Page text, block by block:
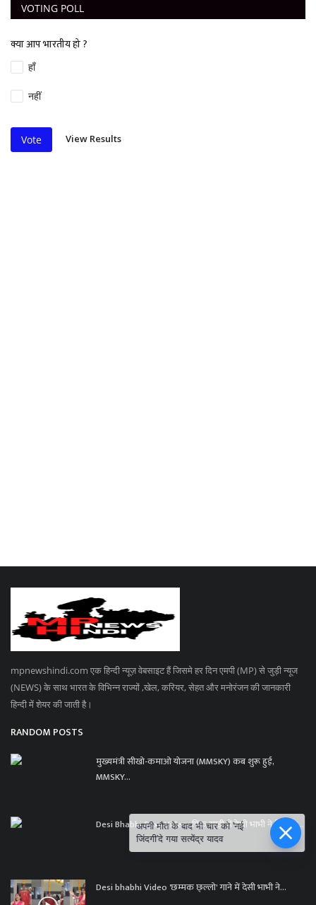
VOTING POLL
क्या आप भारतीय हो ?
हाँ
नहीं
Vote View Results
mpnewshindi.com एक हिन्दी न्यूज़ वेबसाइट हैं जिसमे हर दिन एमपी (MP) से जुड़ी न्यूज
(NEWS) के साथ भारत के विभिन्न राज्यों ,खेल, करियर, सेहत और मनोरंजन की जानकारी
हिन्दी में शेयर की जाती है।
RANDOM POSTS
मुख्यमंत्री सीखो-कमाओ योजना (MMSKY) कब शुरू हुई,
MMSKY...
Desi Bhabhi Sexy Video: पिंक साड़ी में देशी भाभी ने दिखाया...
Desi bhabhi Video 'छम्मक छ्ल्लो' गाने में देसी भाभी ने...
अपनी मौत के बाद भी चार को 'नई
जिंदगी'दे गया सत्येंद्र यादव